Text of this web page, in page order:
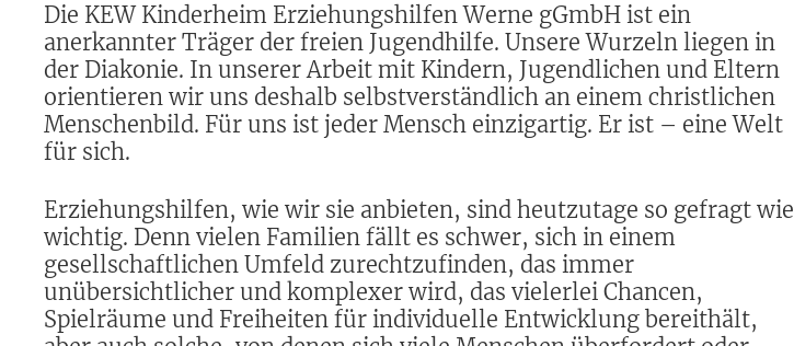
Die KEW Kinderheim Erziehungshilfen Werne gGmbH ist ein
anerkannter Träger der freien Jugendhilfe. Unsere Wurzeln liegen in
der Diakonie. In unserer Arbeit mit Kindern, Jugendlichen und Eltern
orientieren wir uns deshalb selbstverständlich an einem christlichen
Menschenbild. Für uns ist jeder Mensch einzigartig. Er ist – eine Welt
für sich.
Erziehungshilfen, wie wir sie anbieten, sind heutzutage so gefragt wie
wichtig. Denn vielen Familien fällt es schwer, sich in einem
gesellschaftlichen Umfeld zurechtzufinden, das immer
unübersichtlicher und komplexer wird, das vielerlei Chancen,
Spielräume und Freiheiten für individuelle Entwicklung bereithält,